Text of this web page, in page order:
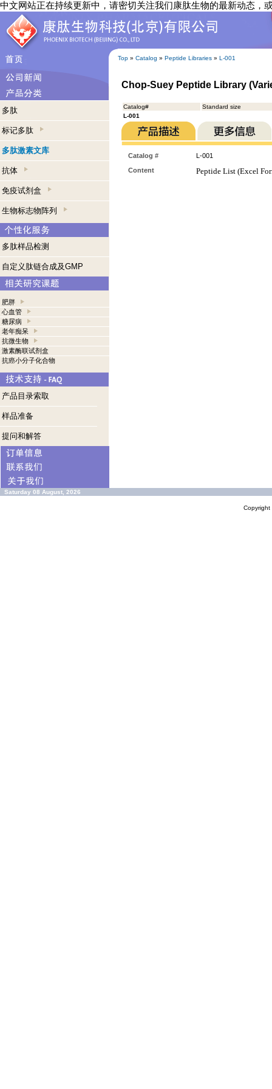
中文网站正在持续更新中，请密切关注我们康肽生物的最新动态，
Top » Catalog » Peptide Libraries » L-001
多肽
标记多肽
多肽激素文库
抗体
免疫试剂盒
生物标志物阵列
多肽样品检测
自定义肽链合成及GMP
肥胖
心血管
糖尿病
老年痴呆
抗微生物
激素酶联试剂盒
抗癌小分子化合物
产品目录索取
样品准备
提问和解答
Chop-Suey Peptide Library
Catalog#
Standard size
L-001
Catalog #
L-001
Content
Peptide List (Excel
Saturday 08 August, 2026